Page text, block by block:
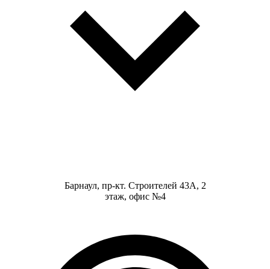
Барнаул, пр-кт. Строителей 43А, 2
этаж, офис №4